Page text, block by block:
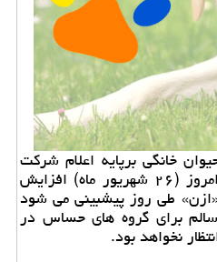
خانگی برپایه اعلام شركت
كنترل كیفیت هوای تهران، امروز (۲۶ شهریور ماه) افزایش
طی روز پیشبینی می شود
برای گروه های حساس در
نخواهد بود.